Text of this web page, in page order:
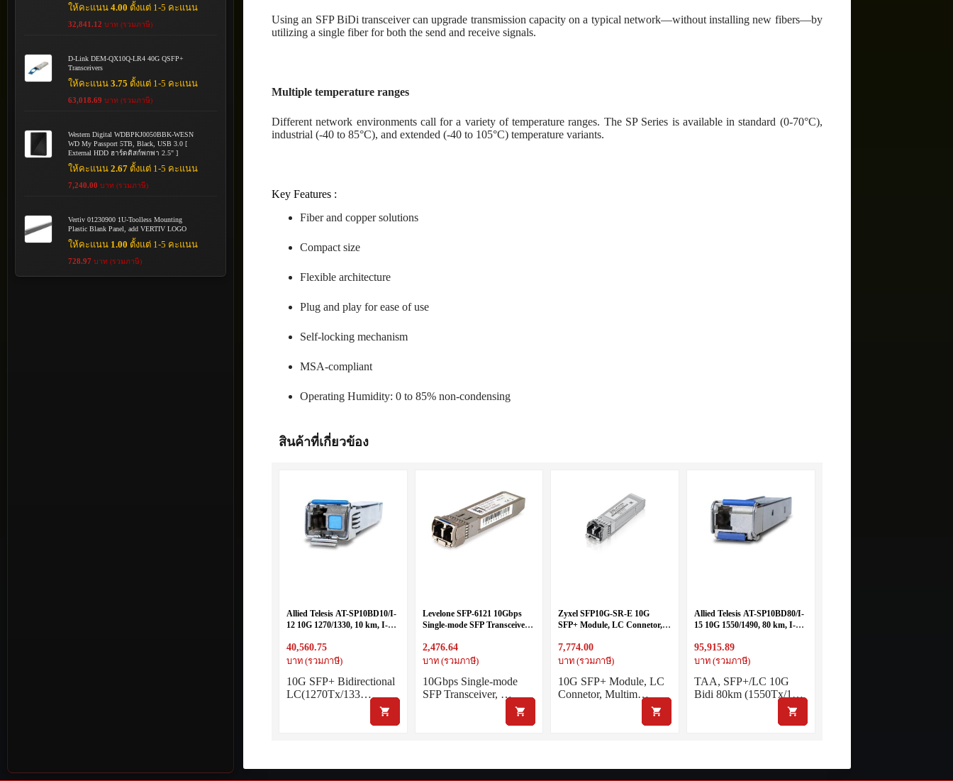
Using an SFP BiDi transceiver can upgrade transmission capacity on a typical network—without installing new fibers—by
utilizing a single fiber for both the send and receive signals.
Multiple temperature ranges
Different network environments call for a variety of temperature ranges. The SP Series is available in standard (0-70°C),
industrial (-40 to 85°C), and extended (-40 to 105°C) temperature variants.
Key Features :
Fiber and copper solutions
Compact size
Flexible architecture
Plug and play for ease of use
Self-locking mechanism
MSA-compliant
Operating Humidity: 0 to 85% non-condensing
สินค้าที่เกี่ยวข้อง
Allied Telesis AT-SP10BD10/I-
12 10G 1270/1330, 10 km, I-
40,560.75
บาท (รวมภาษี)
10G SFP+ Bidirectional
LC(1270Tx/133…
Levelone SFP-6121 10Gbps
Single-mode SFP Transceiver,
2,476.64
บาท (รวมภาษี)
10Gbps Single-mode
SFP Transceiver, …
Zyxel SFP10G-SR-E 10G
SFP+ Module, LC Connetor,
DDMI support
7,774.00
บาท (รวมภาษี)
10G SFP+ Module, LC
Connetor, Multim…
Allied Telesis AT-SP10BD80/I-
15 10G 1550/1490, 80 km, I-
95,915.89
บาท (รวมภาษี)
TAA, SFP+/LC 10G
Bidi 80km (1550Tx/1…
ให้คะแนน4.00 ตั้งแต่ 1-5 คะแนน
32,841.12 บาท (รวมภาษี)
D-Link DEM-QX10Q-LR4 40G QSFP+
Transceivers
ให้คะแนน3.75 ตั้งแต่ 1-5 คะแนน
63,018.69 บาท (รวมภาษี)
Western Digital WDBPKJ0050BBK-WESN
WD My Passport 5TB, Black, USB 3.0 [
External HDD ฮาร์ดดิสก์พกพา 2.5" ]
ให้คะแนน2.67 ตั้งแต่ 1-5 คะแนน
7,240.00 บาท (รวมภาษี)
Vertiv 01230900 1U-Toolless Mounting
Plastic Blank Panel, add VERTIV LOGO
ให้คะแนน 1.00 ตั้งแต่ 1-5 คะแนน
728.97 บาท (รวมภาษี)